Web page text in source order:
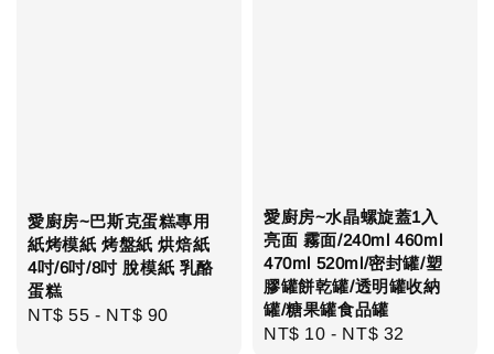
愛廚房~巴斯克蛋糕專用
紙烤模紙 烤盤紙 烘焙紙
4吋/6吋/8吋 脫模紙 乳酪
蛋糕
Regular
NT$ 55 - NT$ 90
愛廚房~水晶螺旋蓋1入
亮面 霧面/240ml 460ml
470ml 520ml/密封罐/塑
膠罐餅乾罐/透明罐收納
罐/糖果罐食品罐
Regular
NT$ 10 - NT$ 32